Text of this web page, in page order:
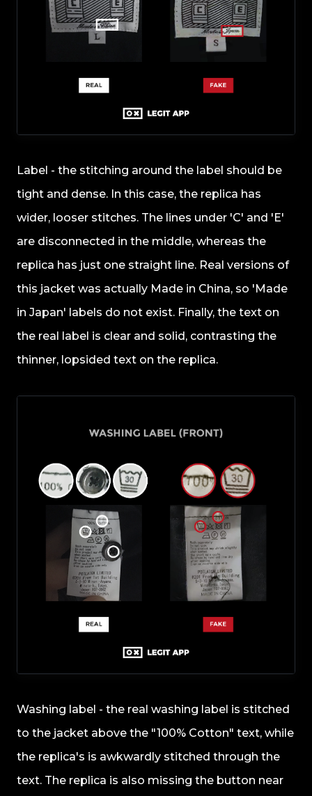
Label - the stitching around the label should be
tight and dense. In this case, the replica has
wider, looser stitches. The lines under 'C' and 'E'
are disconnected in the middle, whereas the
replica has just one straight line. Real versions of
this jacket was actually Made in China, so 'Made
in Japan' labels do not exist. Finally, the text on
the real label is clear and solid, contrasting the
thinner, lopsided text on the replica.
Washing label - the real washing label is stitched
to the jacket above the "100% Cotton" text, while
the replica's is awkwardly stitched through the
text. The replica is also missing the button near